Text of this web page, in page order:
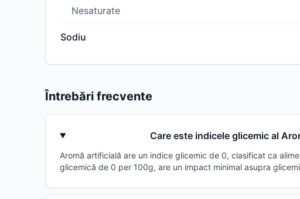
Nesaturate
Sodiu
Întrebări frecvente
Care este indicele glicemic al
Aromă artificială are un indice glicemic de 0, clasificat ca
glicemică de 0 per 100g, are un impact minimal asupra